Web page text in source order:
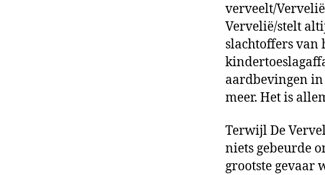
verveelt/
Vervelië/stelt
slachtoffers
aardbevingen
meer. Het is
Terwijl De
niets gebeurde
grootste gevaar